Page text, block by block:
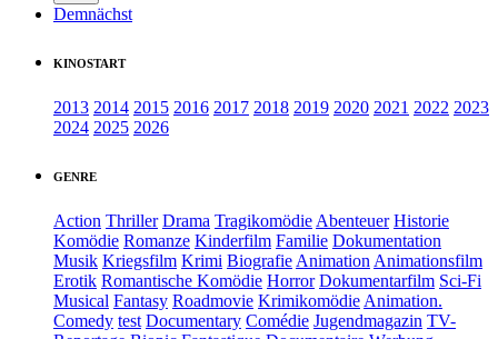
Demnächst
KINOSTART
2013 2014 2015 2016 2017 2018 2019 2020 2021 2022 2023
2024 2025 2026
GENRE
Action Thriller Drama Tragikomödie Abenteuer Historie
Komödie Romanze Kinderfilm Familie Dokumentation
Musik Kriegsfilm Krimi Biografie Animation Animationsfilm
Erotik Romantische Komödie Horror Dokumentarfilm Sci-Fi
Musical Fantasy Roadmovie Krimikomödie Animation.
Comedy test Documentary Comédie Jugendmagazin TV-